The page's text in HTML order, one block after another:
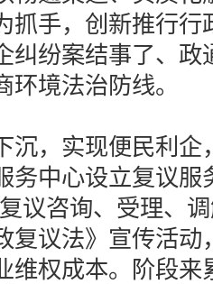
抓手，创新推行行
纠纷案结事了、政
境法治防线。
，实现便民利企
务中心设立复议服
议咨询、受理、
复议法》宣传活动
维权成本。阶段来